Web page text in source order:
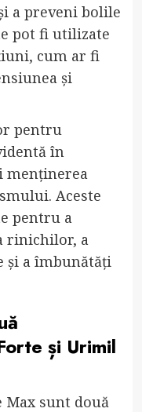
a preveni bolile
pot fi utilizate
cum ar fi
și
pentru
în
menținerea
Aceste
pentru a
rinichilor, a
și a îmbunătăți
și Urimil
sunt două